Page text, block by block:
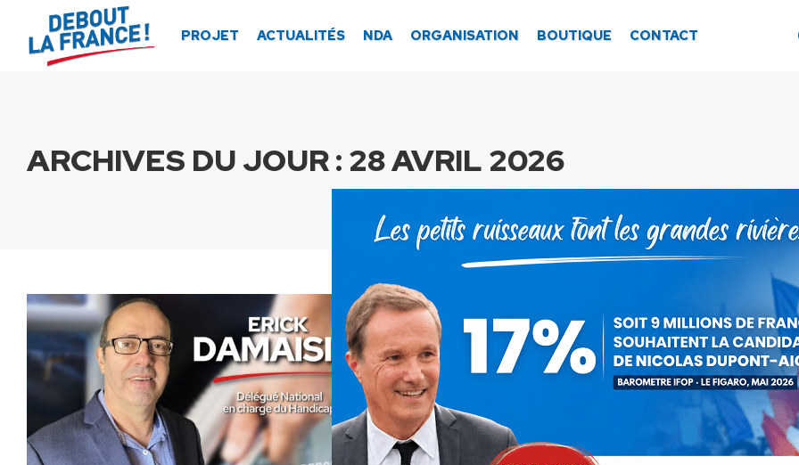
PROJET ACTUALITÉS NDA ORGANISATION BOUTIQUE CONTACT
ARCHIVES DU JOUR : 28 AVRIL 2026
Panneau de gestion des cookies